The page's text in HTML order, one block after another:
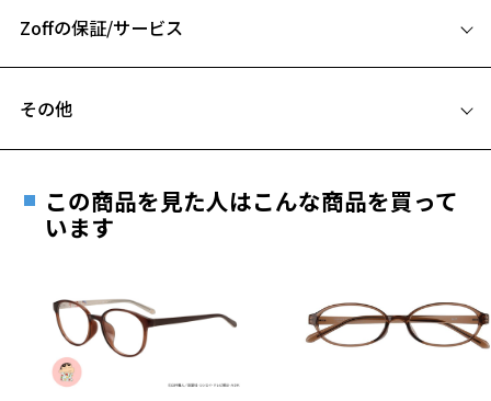
※柄や色味の出方に個体差があり、画像と異なる場合がございます。
※アウトレット商品は、販売から一定期間経過した商品などです。キ
B ブリッジ(鼻部分)の横幅：19mm
お持ちのZoffメガネサイズを確認するには？
フレームとレンズの合計料金を知りたい方へ
Zoffの保証/サービス
安心1 フレーム１年間品質保証
きます。
※保証期間内に交換が行われた場合、保証期間は初期の期間から
延長されません。
その他
ご希望のお客さまは、「レンズ交換券」をお選びのうえ、
最寄りのZoff実店舗にてレンズをお買い求めください。
※サングラスやパッケージ品では「レンズ交換券」はお選び
談ください。
＜メガネの度数情報がわからない方へ＞
この商品を見た人はこんな商品を買って
います